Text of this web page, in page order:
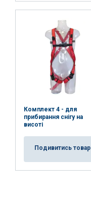
Комплект 4 - для
прибирання снігу на
висоті
Подивитись товар